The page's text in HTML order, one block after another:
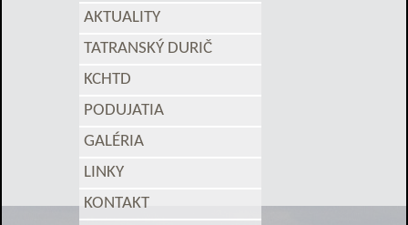
AKTUALITY
TATRANSKÝ DURIČ
KCHTD
PODUJATIA
GALÉRIA
LINKY
KONTAKT